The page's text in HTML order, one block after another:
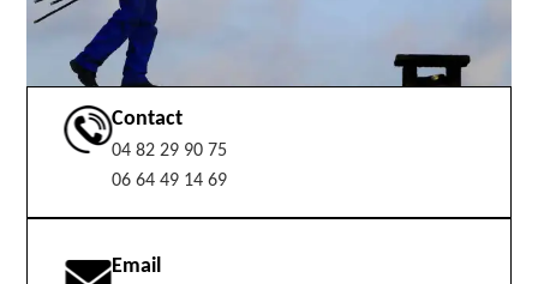
Contact
04 82 29 90 75
06 64 49 14 69
Email